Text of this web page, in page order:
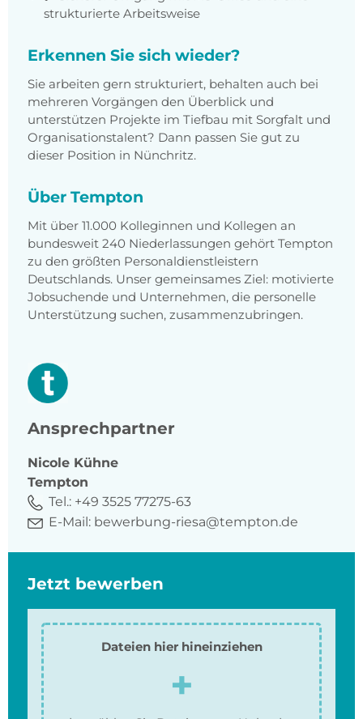
strukturierte Arbeitsweise
Erkennen Sie sich wieder?
Sie arbeiten gern strukturiert, behalten auch bei
mehreren Vorgängen den Überblick und
unterstützen Projekte im Tiefbau mit Sorgfalt und
Organisationstalent? Dann passen Sie gut zu
dieser Position in Nünchritz.
Über Tempton
Mit über 11.000 Kolleginnen und Kollegen an
bundesweit 240 Niederlassungen gehört Tempton
zu den größten Personaldienstleistern
Deutschlands. Unser gemeinsames Ziel: motivierte
Jobsuchende und Unternehmen, die personelle
Unterstützung suchen, zusammenzubringen.
Ansprechpartner
Nicole Kühne
Tempton
Tel.: +49 3525 77275-63
E-Mail: bewerbung-riesa@tempton.de
Jetzt bewerben
Dateien hier hineinziehen